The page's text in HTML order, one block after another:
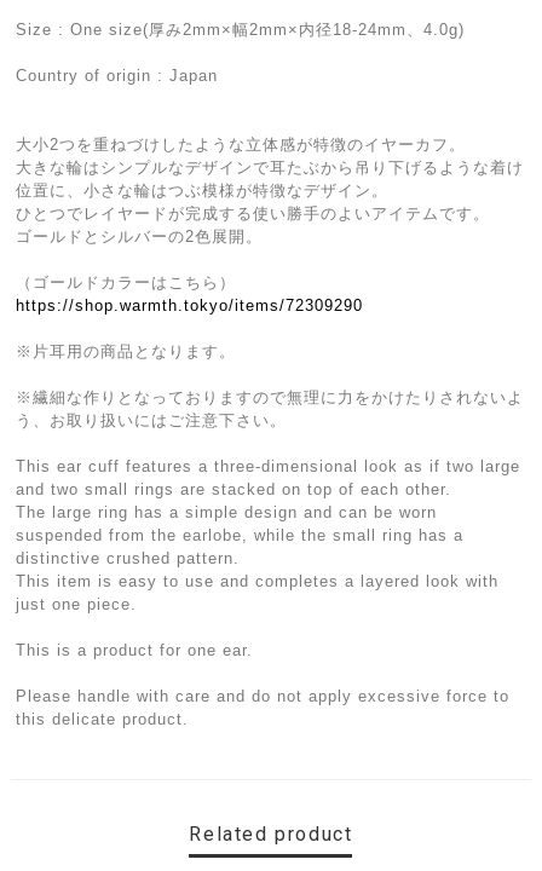
Size : One size(厚み2mm×幅2mm×内径18-24mm、4.0g)
Country of origin : Japan
大小2つを重ねづけしたような立体感が特徴のイヤーカフ。
大きな輪はシンプルなデザインで耳たぶから吊り下げるような着け
位置に、小さな輪はつぶ模様が特徴なデザイン。
ひとつでレイヤードが完成する使い勝手のよいアイテムです。
ゴールドとシルバーの2色展開。
（ゴールドカラーはこちら）
https://shop.warmth.tokyo/items/72309290
※片耳用の商品となります。
※繊細な作りとなっておりますので無理に力をかけたりされないよ
う、お取り扱いにはご注意下さい。
This ear cuff features a three-dimensional look as if two large
and two small rings are stacked on top of each other.
The large ring has a simple design and can be worn
suspended from the earlobe, while the small ring has a
distinctive crushed pattern.
This item is easy to use and completes a layered look with
just one piece.
This is a product for one ear.
Please handle with care and do not apply excessive force to
this delicate product.
Related product